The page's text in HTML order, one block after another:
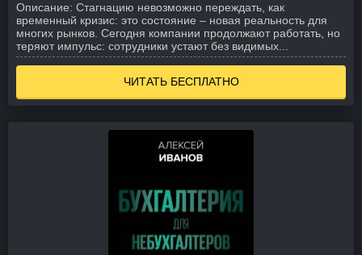
Описание: Стагнацию невозможно переждать, как
временный кризис: это состояние – новая реальность для
многих рынков. Сегодня компании продолжают работать, но
теряют импульс: сотрудники устают без видимых...
ЧИТАТЬ БЕСПЛАТНО